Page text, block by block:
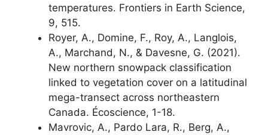
temperatures. Frontiers in Earth Science,
9, 515.
Royer, A., Domine, F., Roy, A., Langlois,
A., Marchand, N., & Davesne, G. (2021).
New northern snowpack classification
linked to vegetation cover on a latitudinal
mega-transect across northeastern
Canada. Écoscience, 1-18.
Mavrovic, A., Pardo Lara, R., Berg, A.,